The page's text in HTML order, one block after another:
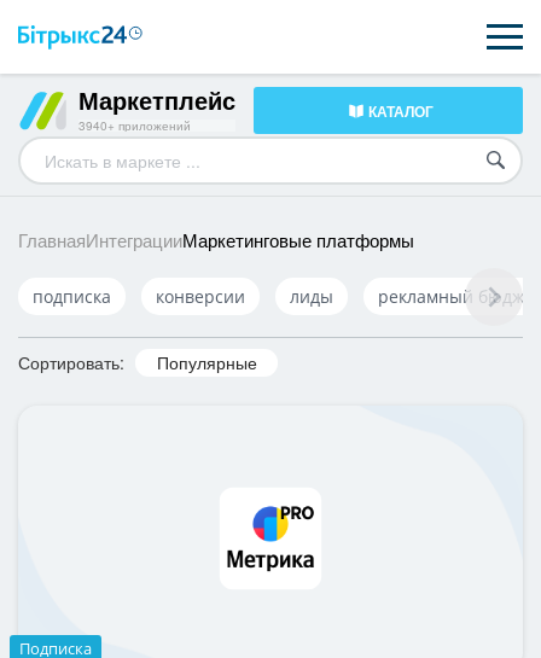
ВОЗМОЖНОСТИ
ЦЕНЫ
ИНТЕГРАЦИИ
ВНЕДРЕНИЕ
ВХОД
Маркетплейс
3940+ приложений
КАТАЛОГ
ГлавнаяИнтеграцииМаркетинговые платформы
подписка конверсии лиды рекламный бюджет
Сортировать: Популярные
Подписка